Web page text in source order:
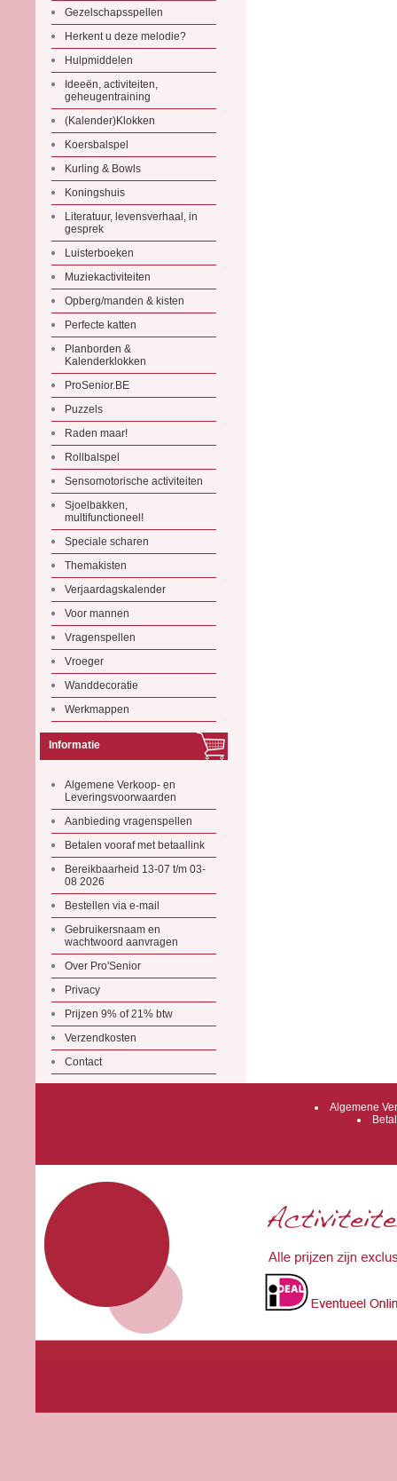
Gezelschapsspellen
Herkent u deze melodie?
Hulpmiddelen
Ideeën, activiteiten,
geheugentraining
(Kalender)Klokken
Koersbalspel
Kurling & Bowls
Koningshuis
Literatuur, levensverhaal, in
gesprek
Luisterboeken
Muziekactiviteiten
Opberg/manden & kisten
Perfecte katten
Planborden &
Kalenderklokken
ProSenior.BE
Puzzels
Raden maar!
Rollbalspel
Sensomotorische activiteiten
Sjoelbakken,
multifunctioneel!
Speciale scharen
Themakisten
Verjaardagskalender
Voor mannen
Vragenspellen
Vroeger
Wanddecoratie
Werkmappen
Informatie
Algemene Verkoop- en
Leveringsvoorwaarden
Aanbieding vragenspellen
Betalen vooraf met betaallink
Bereikbaarheid 13-07 t/m 03-
08 2026
Bestellen via e-mail
Gebruikersnaam en
wachtwoord aanvragen
Over Pro'Senior
Privacy
Prijzen 9% of 21% btw
Verzendkosten
Contact
Algemene